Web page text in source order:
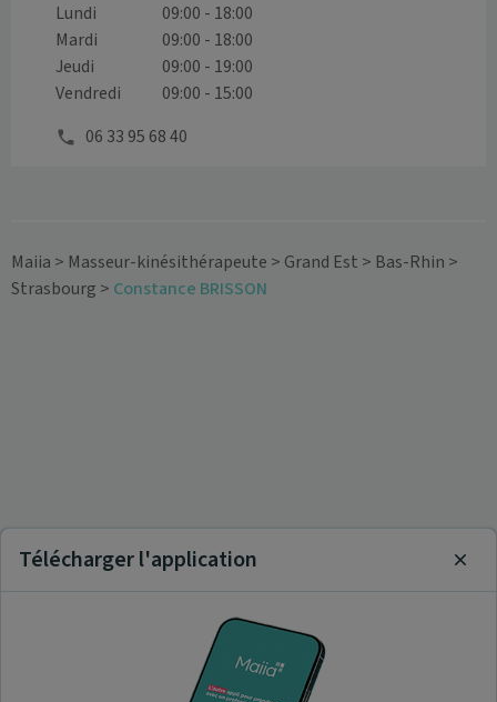
Lundi
09:00 - 18:00
Mardi
09:00 - 18:00
Jeudi
09:00 - 19:00
Vendredi
09:00 - 15:00
06 33 95 68 40
Maiia > Masseur-kinésithérapeute > Grand Est > Bas-Rhin >
Strasbourg > Constance BRISSON
Télécharger l'application